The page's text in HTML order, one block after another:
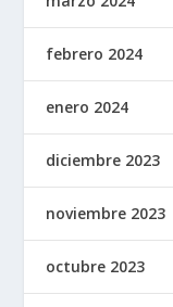
febrero 2024
enero 2024
diciembre 2023
noviembre 2023
octubre 2023